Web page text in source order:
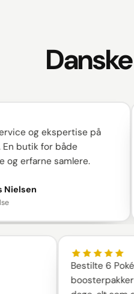
og ekspertise på
for både
samlere.
Bestilte 6